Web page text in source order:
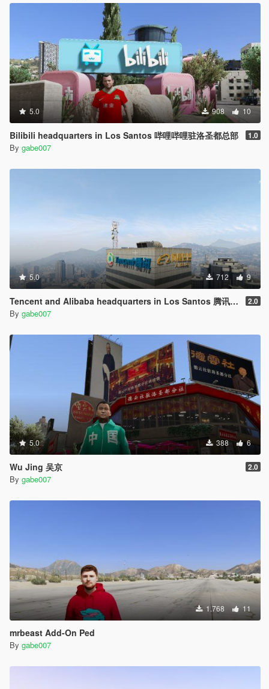
5.0 908 10
Bilibili headquarters in Los Santos 哔哩哔哩驻洛圣都总部 1.0
By gabe007
5.0 712 9
Tencent and Alibaba headquarters in Los Santos 腾讯阿里巴巴驻洛圣都总部 2.0
By gabe007
5.0 388 6
Wu Jing 吴京 2.0
By gabe007
1.768 11
mrbeast Add-On Ped
By gabe007